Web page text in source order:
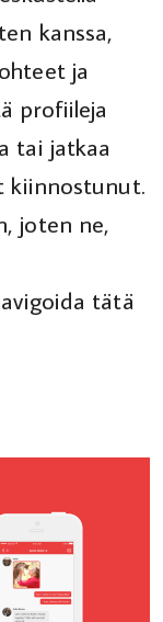
kanssa,
ja
profiileja
tai jatkaa
kiinnostunut.
joten ne,
tätä